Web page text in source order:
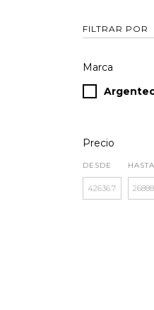
FILTRAR POR
Marca
Precio
DESDE HASTA